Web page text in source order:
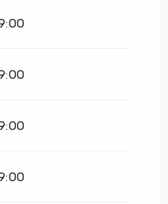
17 décembre
au3 janvier